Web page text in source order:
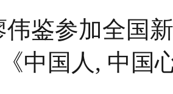
伟鉴参加全国
中国人, 中国